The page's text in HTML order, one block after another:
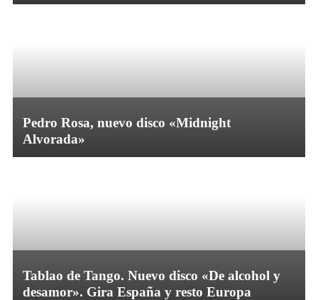
Pedro Rosa, nuevo disco «Midnight
Alvorada»
Tablao de Tango. Nuevo disco «De alcohol y
desamor». Gira España y resto Europa